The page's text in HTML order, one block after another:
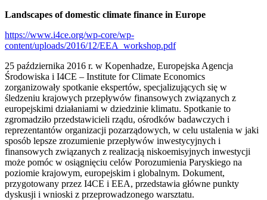
Landscapes of domestic climate finance in Europe
https://www.i4ce.org/wp-core/wp-
content/uploads/2016/12/EEA_workshop.pdf
25 października 2016 r. w Kopenhadze, Europejska Agencja
Środowiska i I4CE – Institute for Climate Economics
zorganizowały spotkanie ekspertów, specjalizujących się w
śledzeniu krajowych przepływów finansowych związanych z
europejskimi działaniami w dziedzinie klimatu. Spotkanie to
zgromadziło przedstawicieli rządu, ośrodków badawczych i
reprezentantów organizacji pozarządowych, w celu ustalenia w jaki
sposób lepsze zrozumienie przepływów inwestycyjnych i
finansowych związanych z realizacją niskoemisyjnych inwestycji
może pomóc w osiągnięciu celów Porozumienia Paryskiego na
poziomie krajowym, europejskim i globalnym. Dokument,
przygotowany przez I4CE i EEA, przedstawia główne punkty
dyskusji i wnioski z przeprowadzonego warsztatu.